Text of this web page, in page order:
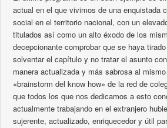
actual en el que vivimos de una enquistada
social en el territorio nacional, con un
titulados así como un alto éxodo de los
decepcionante comprobar que se haya
solventar el capítulo y no tratar el asunto
manera actualizada y más sabrosa al
«brainstorm del know how» de la red de
que todos los que nos dedicamos a esto
actualmente trabajando en el extranjero
sujerente, actualizado, enriquecedor y útil